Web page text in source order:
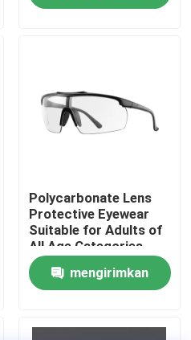
Polycarbonate Lens
Protective Eyewear
Suitable for Adults of
All Age Categories
mengirimkan